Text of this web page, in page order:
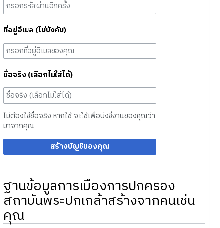
ที่อยู่อีเมล (ไม่บังคับ)
ชื่อจริง (เลือกไม่ใส่ได้)
ไม่ต้องใช้ชื่อจริง หากใช้ จะใช้เพื่อบ่งชี้งานของคุณว่า
มาจากคุณ
สร้างบัญชีของคุณ
ฐานข้อมูลการเมืองการปกครอง
สถาบันพระปกเกล้าสร้างจากคนเช่น
คุณ